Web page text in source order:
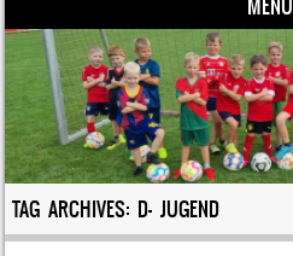
MENU
Skip to content
TAG ARCHIVES: D- JUGEND